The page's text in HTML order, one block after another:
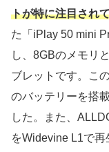
トが特に注目され
た「iPlay 50 mini
し、8GBのメモリ
ブレットです。こ
のバッテリーを搭
した。また、
をWidevine L1で